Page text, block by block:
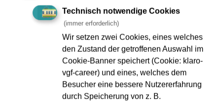
Technisch notwendige Cookies
(immer erforderlich)
Wir setzen zwei Cookies, eines welches
den Zustand der getroffenen Auswahl im
Cookie-Banner speichert (Cookie: klaro-
vgf-career) und eines, welches dem
Besucher eine bessere Nutzererfahrung
durch Speicherung von z. B.